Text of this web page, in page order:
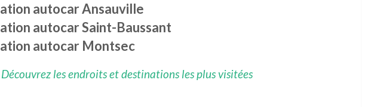
autocarAnsauville
autocarSaint-Baussant
autocar Montsec
Découvrez les endroits et destinations les plus visitées